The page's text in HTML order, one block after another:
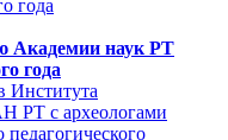
Академии наук РТ
года